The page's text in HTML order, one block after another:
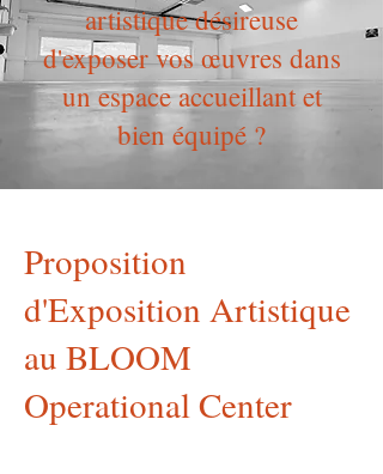
artistique désireuse
d'exposer vos œuvres dans
un espace accueillant et
bien équipé ?
Proposition
d'Exposition Artistique
au BLOOM
Operational Center